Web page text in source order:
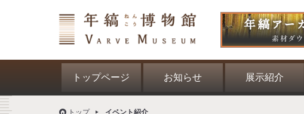
トップページ お知らせ 展示紹介
トップ イベント紹介